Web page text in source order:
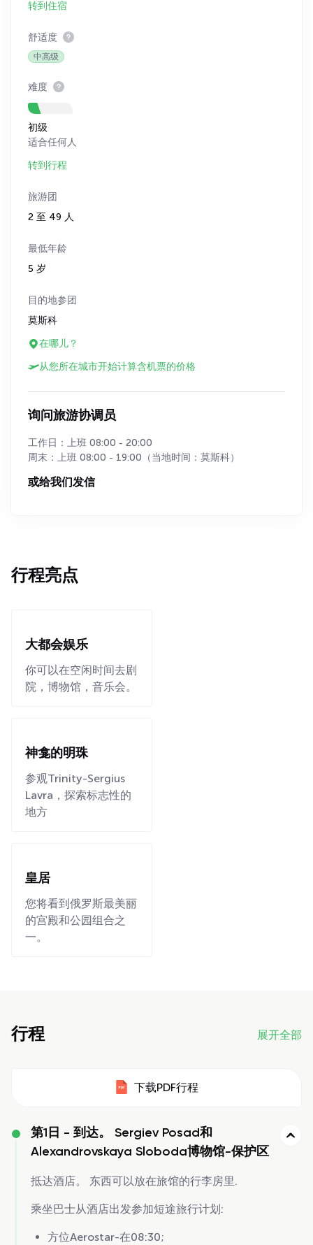
转到住宿
舒适度
中高级
难度
初级
适合任何人
转到行程
旅游团
2 至 49 人
最低年龄
5 岁
目的地参团
莫斯科
在哪儿？
从您所在城市开始计算含机票的价格
询问旅游协调员
工作日：上班 08:00 - 20:00
周末：上班 08:00 - 19:00（当地时间：莫斯科）
或给我们发信
行程亮点
大都会娱乐
你可以在空闲时间去剧
院，博物馆，音乐会。
神龛的明珠
参观Trinity-Sergius
Lavra，探索标志性的
地方
皇居
您将看到俄罗斯最美丽
的宫殿和公园组合之
一。
行程 展开全部
下载PDF行程
第1日 - 到达。 Sergiev Posad和
Alexandrovskaya Sloboda博物馆-保护区
抵达酒店。 东西可以放在旅馆的行李房里.
乘坐巴士从酒店出发参加短途旅行计划:
方位Aerostar-在08:30;